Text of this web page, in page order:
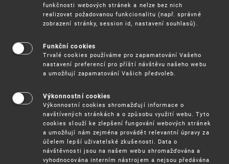
Vynálezy / Patenty
Užitnévzory
Ochrannéznámky
funkčnosti webových stránek a nelze bez nich
realizovat požadovanou funkcionalitu (např. správné
zobrazení stránky, session id, nastavení souhlasů).
Funkční cookies
Trvalé cookies používáme pro zapamatování Vašeho
nastavení preferencí pro příští návštěvu našeho webu
a umožňují zapamatování Vašich předvoleb.
Výkonnostní cookies
Výkonnostní cookies shromažďují informace o
navštívených stránkách a o způsobu využití webu. Tyto
cookies slouží ke zlepšení fungování webových stránek
a umožňují nám zejména provádět relevantní úpravy za
účelem lepší uživatelské zkušenosti. Data o
návštěvnosti jsou na našem webu shromažďována a
vyhodnocována interním nástrojem a nejsou předávána